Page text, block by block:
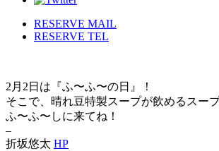
RESERVE MAIL
RESERVE TEL
2月2日は『ふ〜ふ〜の日』！
そこで、晴れ豆特製スープが飲めるスー
ふ〜ふ〜しに来てね！
–
折坂悠太 HP